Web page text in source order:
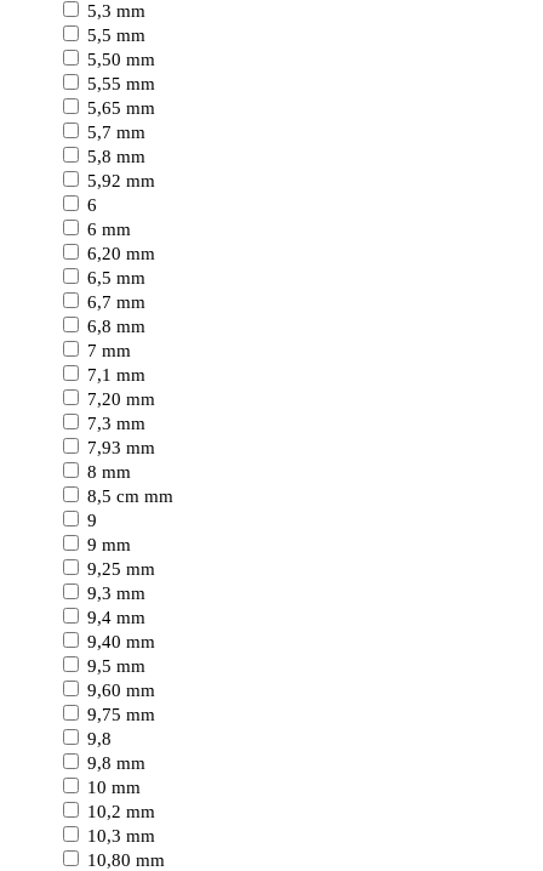
5,3 mm
5,5 mm
5,50 mm
5,55 mm
5,65 mm
5,7 mm
5,8 mm
5,92 mm
6
6 mm
6,20 mm
6,5 mm
6,7 mm
6,8 mm
7 mm
7,1 mm
7,20 mm
7,3 mm
7,93 mm
8 mm
8,5 cm mm
9
9 mm
9,25 mm
9,3 mm
9,4 mm
9,40 mm
9,5 mm
9,60 mm
9,75 mm
9,8
9,8 mm
10 mm
10,2 mm
10,3 mm
10,80 mm